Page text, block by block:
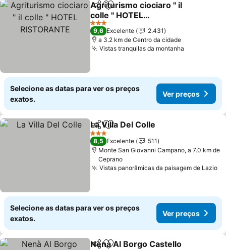
PartilharAdicionar aos favoritos
Agriturismo ciociaro " il
colle " HOTEL
RISTORANTE
Ver preços
3 Estrelas
9,6 Excelente
2.431
a 3.2 km de Centro da cidade
Vistas tranquilas da montanha
Selecione as datas para ver os preços
exatos.
Ver preços
PartilharAdicionar aos favoritos
La Villa Del Colle
3 Estrelas
8,5 Excelente
511
Monte San Giovanni Campano, a 7.0 km de
Ceprano
Vistas panorâmicas da paisagem de Lazio
Selecione as datas para ver os preços
exatos.
Ver preços
Nenà Al Borgo Castello